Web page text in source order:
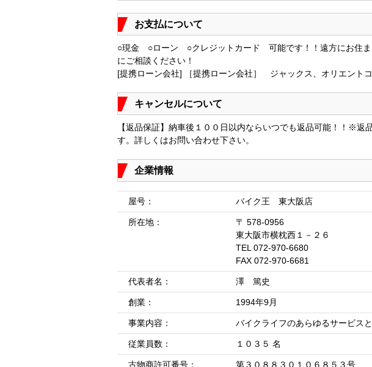
お支払について
○現金 ○ローン ○クレジットカード 可能です！！遠方にお住ま
にご相談ください！
[提携ローン会社] ［提携ローン会社］ ジャックス、オリエント
キャンセルについて
【返品保証】納車後１００日以内ならいつでも返品可能！！※
す。詳しくはお問い合わせ下さい。
企業情報
屋号： バイク王 東大阪店
所在地：
〒 578-0956
東大阪市横枕西１－２６
TEL 072-970-6680
FAX 072-970-6681
代表者名： 澤 篤史
創業： 1994年9月
事業内容： バイクライフのあらゆるサービス
従業員数： １０３５ 名
古物商許可番号： 第３０８８３０１０６８５３号